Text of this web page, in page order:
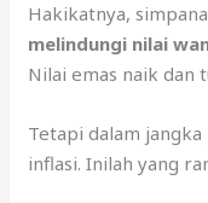
Hakikatnya,
melindungi nilai
Nilai emas naik dan
Tetapi dalam
inflasi. Inilah yang